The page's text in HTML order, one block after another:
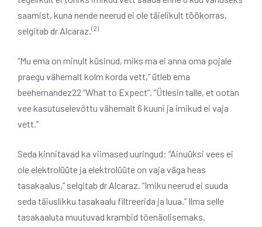
saamist, kuna nende neerud ei ole täielikult töökorras,
selgitab dr Alcaraz. (2)
“Mu ema on minult küsinud, miks ma ei anna oma pojale
praegu vähemalt kolm korda vett,” ütleb ema
beehernandez22 “What to Expect”. “Ütlesin talle, et ootan
vee kasutuselevõttu vähemalt 6 kuuni ja imikud ei vaja
vett.”
Seda kinnitavad ka viimased uuringud: “Ainuüksi vees ei
ole elektrolüüte ja elektrolüüte on vaja väga heas
tasakaalus,” selgitab dr Alcaraz. “Imiku neerud ei suuda
seda täiuslikku tasakaalu filtreerida ja luua.” Ilma selle
tasakaaluta muutuvad krambid tõenäolisemaks.